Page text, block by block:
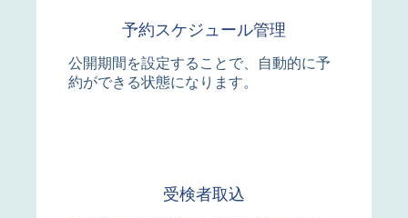
予約スケジュール管理
公開期間を設定することで、自動的に予
約ができる状態になります。
受検者取込